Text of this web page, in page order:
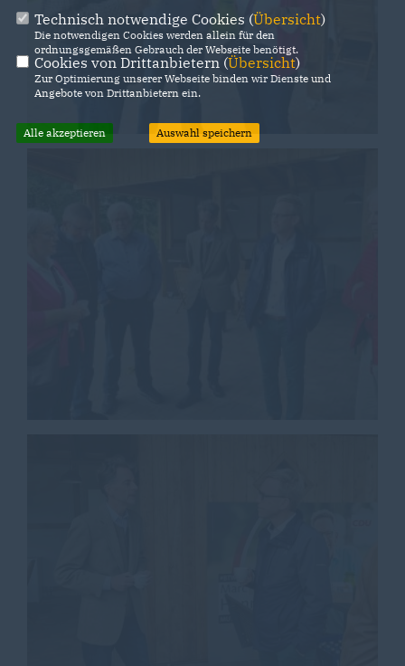
Technisch notwendige Cookies (Übersicht)
Die notwendigen Cookies werden allein für den
ordnungsgemäßen Gebrauch der Webseite benötigt.
Cookies von Drittanbietern (Übersicht)
Zur Optimierung unserer Webseite binden wir Dienste und
Angebote von Drittanbietern ein.
Alle akzeptieren Auswahl speichern